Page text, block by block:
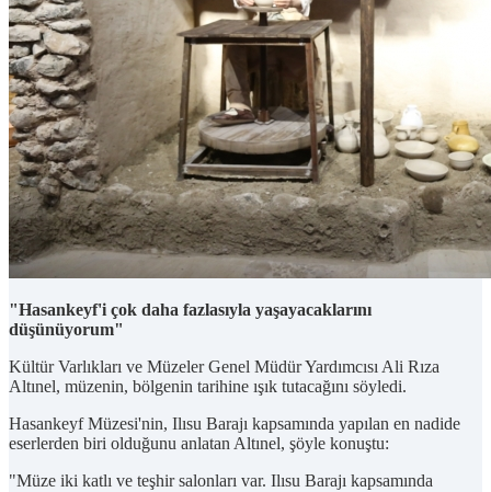
"Hasankeyf'i çok daha fazlasıyla yaşayacaklarını
düşünüyorum"
Kültür Varlıkları ve Müzeler Genel Müdür Yardımcısı Ali Rıza
Altınel, müzenin, bölgenin tarihine ışık tutacağını söyledi.
Hasankeyf Müzesi'nin, Ilısu Barajı kapsamında yapılan en nadide
eserlerden biri olduğunu anlatan Altınel, şöyle konuştu:
"Müze iki katlı ve teşhir salonları var. Ilısu Barajı kapsamında